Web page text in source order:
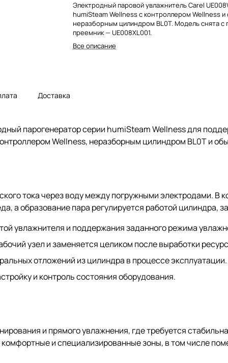
Электродный паровой увлажнитель Carel
humiSteam Wellness с контроллером Wellness
неразборным цилиндром BL0T. Модель снята с
преемник — UE008XL001.
Все описание
Доставка
парогенератор серии humiSteam Wellness для
Wellness, неразборным цилиндром BL0T и
тока через воду между погружными электродами. В
а образование пара регулируется работой цилиндра,
увлажнителя и поддержания заданного режима
узел и заменяется целиком после выработки
отложений из цилиндра в процессе эксплуатации.
и контроль состояния оборудования.
и прямого увлажнения, где требуется
и специализированные зоны, в том числе